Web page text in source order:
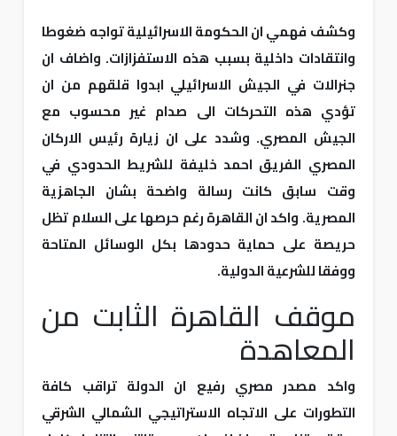
وكشف فهمي ان الحكومة الاسرائيلية تواجه ضغوطا
وانتقادات داخلية بسبب هذه الاستفزازات. واضاف ان
جنرالات في الجيش الاسرائيلي ابدوا قلقهم من ان
تؤدي هذه التحركات الى صدام غير محسوب مع
الجيش المصري. وشدد على ان زيارة رئيس الاركان
المصري الفريق احمد خليفة للشريط الحدودي في
وقت سابق كانت رسالة واضحة بشان الجاهزية
المصرية. واكد ان القاهرة رغم حرصها على السلام تظل
حريصة على حماية حدودها بكل الوسائل المتاحة
ووفقا للشرعية الدولية.
موقف القاهرة الثابت من
المعاهدة
واكد مصدر مصري رفيع ان الدولة تراقب كافة
التطورات على الاتجاه الاستراتيجي الشمالي الشرقي